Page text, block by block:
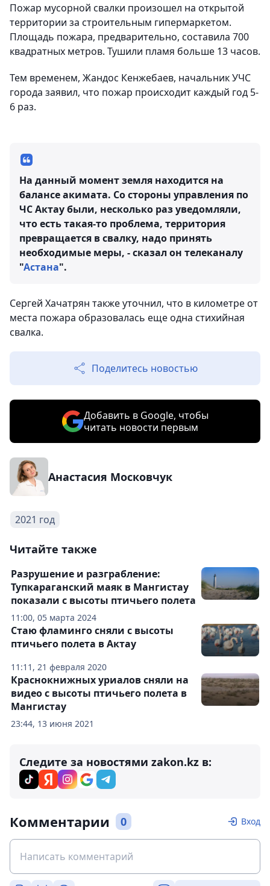
Пожар мусорной свалки произошел на открытой
территории за строительным гипермаркетом.
Площадь пожара, предварительно, составила 700
квадратных метров. Тушили пламя больше 13 часов.
Тем временем, Жандос Кенжебаев, начальник УЧС
города заявил, что пожар происходит каждый год 5-
6 раз.
На данный момент земля находится на
балансе акимата. Со стороны управления по
ЧС Актау были, несколько раз уведомляли,
что есть такая-то проблема, территория
превращается в свалку, надо принять
необходимые меры, - сказал он телеканалу
"Астана".
Сергей Хачатрян также уточнил, что в километре от
места пожара образовалась еще одна стихийная
свалка.
Поделитесь новостью
Добавить в Google, чтобы
читать новости первым
Анастасия Московчук
2021 год
Читайте также
11:00, 05 марта 2024
Разрушение и разграбление:
Тупкараганский маяк в Мангистау
показали с высоты птичьего полета
11:11, 21 февраля 2020
Стаю фламинго сняли с высоты
птичьего полета в Актау
23:44, 13 июня 2021
Краснокнижных уриалов сняли на
видео с высоты птичьего полета в
Мангистау
Следите за новостями zakon.kz в:
Комментарии 0 Вход